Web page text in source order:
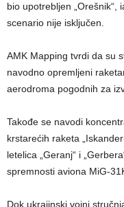
bio upotrebljen
scenario nije isključen.
AMK Mapping tvrdi da su
navodno opremljeni
aerodroma pogodnih za
Takođe se navodi
krstarećih raketa
letelica „Geranj“ i
spremnosti aviona MiG-
Dok ukrajinski vojni